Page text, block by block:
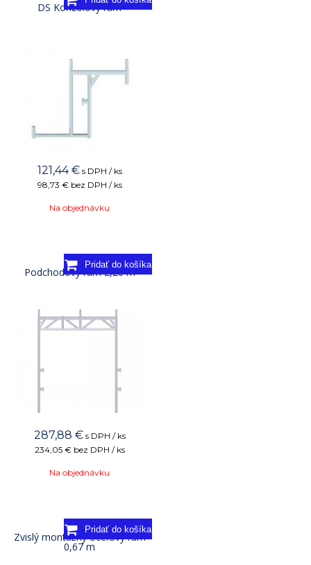
DS Konzolový rám
121,44 € s DPH / ks
98,73 € bez DPH / ks
Na objednávku
Podchodový rám 2,20 m
287,88 € s DPH / ks
234,05 € bez DPH / ks
Na objednávku
Zvislý montážny oceľový rám
0,67 m